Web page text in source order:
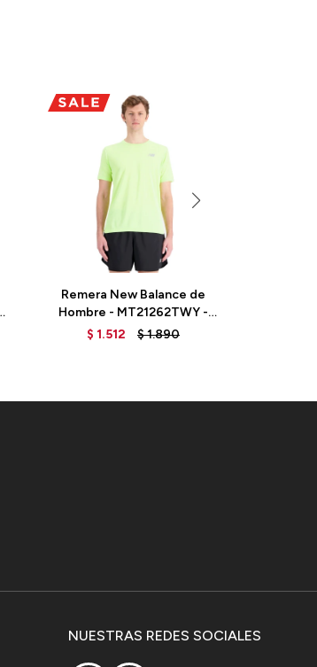
Remera New Balance de
Hombre - MT21262TWY -
GREEN
$ 1.512 $1.890
NUESTRAS REDES SOCIALES